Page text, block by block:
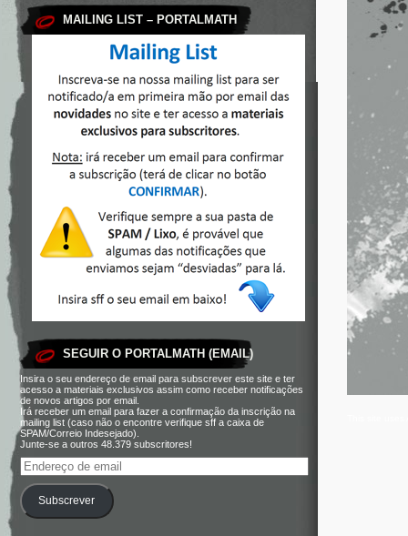
MAILING LIST – PORTALMATH
SEGUIR O PORTALMATH (EMAIL)
Insira o seu endereço de email para subscrever este site e ter
acesso a materiais exclusivos assim como receber notificações
de novos artigos por email.
Irá receber um email para fazer a confirmação da inscrição na
mailing list (caso não o encontre verifique sff a caixa de
SPAM/Correio Indesejado).
Junte-se a outros 48.379 subscritores!
Subscrever